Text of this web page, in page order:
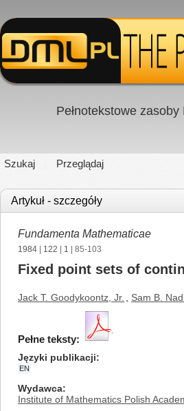
Pełnotekstowe
Szukaj Przeglądaj
Artykuł - szczegóły
Fundamenta Mathematicae
1984 122 1 | 85-103
Fixed point sets of
Jack T. Goodykoontz, Jr. Sam B.
Pełne teksty:
Języki publikacji
EN
Wydawca
Institute of Mathematics Polish